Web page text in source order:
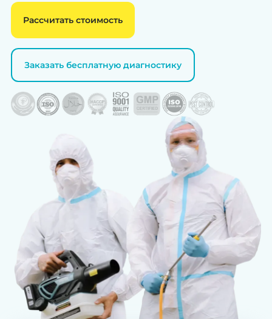
Рассчитать стоимость
Заказать бесплатную диагностику